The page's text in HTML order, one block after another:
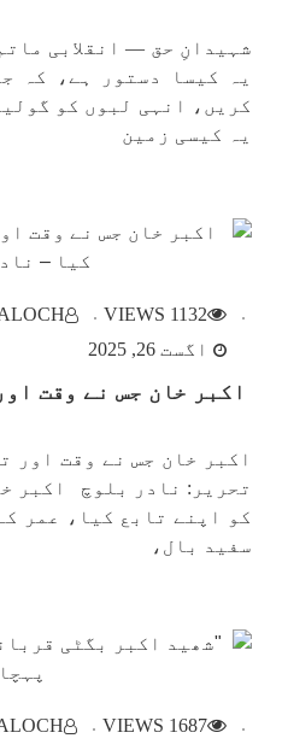
‏شہیدانِ حق — انقلابی
یہ کیسا دستور ہے، کہ
کریں، انہی لبوں کو
یہ کیسی زمین
1132 VIEWS
اگست 26, 2025
اکبر خان جس نے وقت
اکبر خان جس نے وقت اور
تحریر: نادر بلوچ اکبر
کو اپنے تابع کیا، عمر
سفید بال،
1687 VIEWS